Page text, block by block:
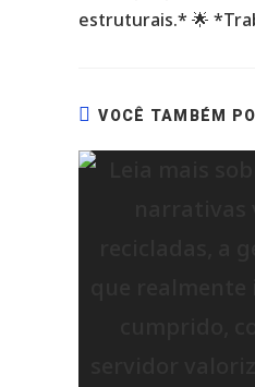
estruturais.* 🌟
VOCÊ TAMBÉM